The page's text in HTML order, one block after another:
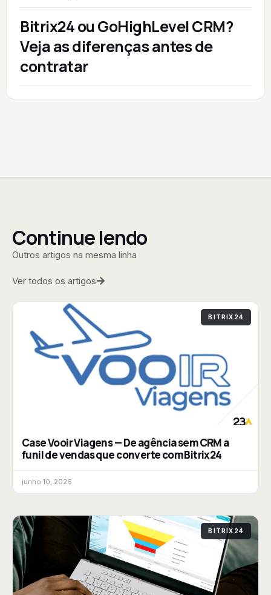
Bitrix24 ou GoHighLevel CRM?
Veja as diferenças antes de
contratar
Continue lendo
Outros artigos na mesma linha
Ver todos os artigos
BITRIX24
Case Vooir Viagens — De agência sem CRM a
funil de vendas que converte com Bitrix24
junho 10, 2026
BITRIX24